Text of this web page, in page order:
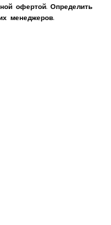
офертой. Определить
менеджеров.